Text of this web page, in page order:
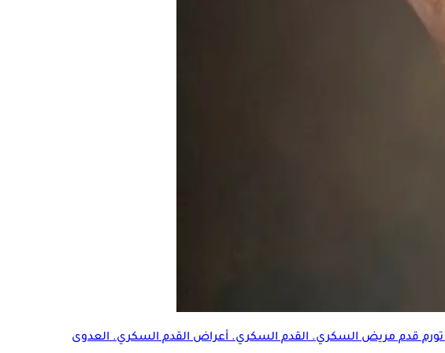
تورم قدممريض السكري. القدم السكري. أعراض القدم السكري. العدوى